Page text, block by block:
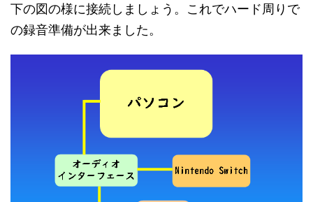
下の図の様に接続しましょう。これでハード周りで
の録音準備が出来ました。